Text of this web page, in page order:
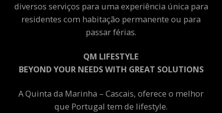
diversos serviços para uma experiência única para
residentes com habitação permanente ou para
passar férias.
QM LIFESTYLE
BEYOND YOUR NEEDS WITH GREAT SOLUTIONS
A Quinta da Marinha – Cascais, oferece o melhor
que Portugal tem de lifestyle.